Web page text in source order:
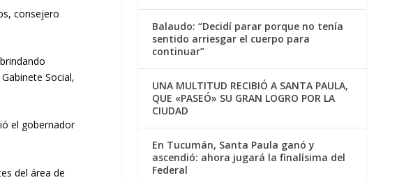
consejero
Social,
el gobernador
del área de
Balaudo: “Decidí parar porque no tenía
sentido arriesgar el cuerpo para
continuar”
UNA MULTITUD RECIBIÓ A SANTA PAULA,
QUE «PASEÓ» SU GRAN LOGRO POR LA
CIUDAD
En Tucumán, Santa Paula ganó y
ascendió: ahora jugará la finalísima del
Federal